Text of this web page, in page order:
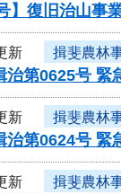
号】復旧治山
新 揖斐農林
治第0625号
新 揖斐農林
治第0624号
新 揖斐農林